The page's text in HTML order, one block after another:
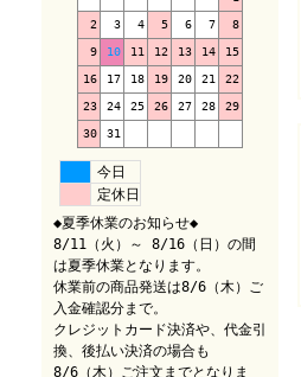
2 3 4 5 6 7 8
9 10 11 12 13 14 15
16 17 18 19 20 21 22
23 24 25 26 27 28 29
30 31
今日
定休日
◆夏季休業のお知らせ◆
8/11（火）～ 8/16（日）の間
は夏季休業となります。
休業前の商品発送は8/6（木）ご
入金確認分まで。
クレジットカード決済や、代金引
換、後払い決済の場合も
8/6（木）ご注文までとなりま